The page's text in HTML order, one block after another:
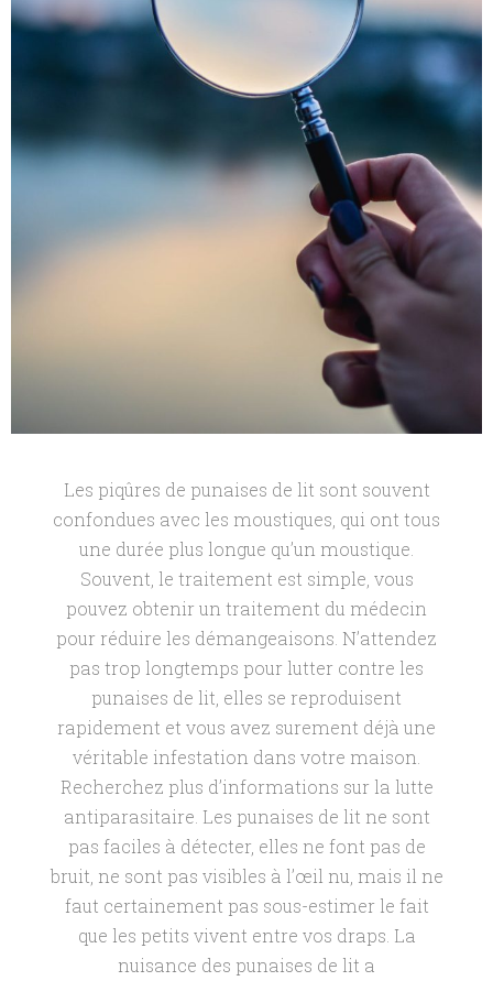
Les piqûres de punaises de lit sont souvent
confondues avec les moustiques, qui ont tous
une durée plus longue qu’un moustique.
Souvent, le traitement est simple, vous
pouvez obtenir un traitement du médecin
pour réduire les démangeaisons. N’attendez
pas trop longtemps pour lutter contre les
punaises de lit, elles se reproduisent
rapidement et vous avez surement déjà une
véritable infestation dans votre maison.
Recherchez plus d’informations sur la lutte
antiparasitaire. Les punaises de lit ne sont
pas faciles à détecter, elles ne font pas de
bruit, ne sont pas visibles à l’œil nu, mais il ne
faut certainement pas sous-estimer le fait
que les petits vivent entre vos draps. La
nuisance des punaises de lit a